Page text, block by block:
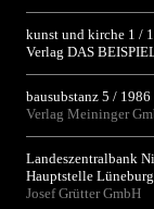
kunst und kirche 1 /
Verlag DAS
bausubstanz 5 / 1986
Verlag Meininger
Landeszentralbank
Hauptstelle
Josef Grütter GmbH